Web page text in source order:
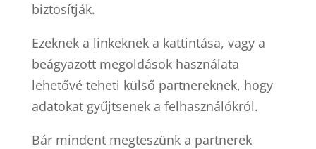
biztosítják.
Ezeknek a linkeknek a kattintása, vagy a
beágyazott megoldások használata
lehetővé teheti külső partnereknek, hogy
adatokat gyűjtsenek a felhasználókról.
Bár mindent megteszünk a partnerek